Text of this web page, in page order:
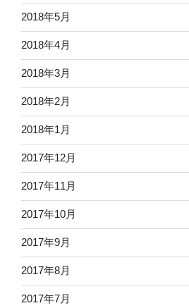
2018年5月
2018年4月
2018年3月
2018年2月
2018年1月
2017年12月
2017年11月
2017年10月
2017年9月
2017年8月
2017年7月